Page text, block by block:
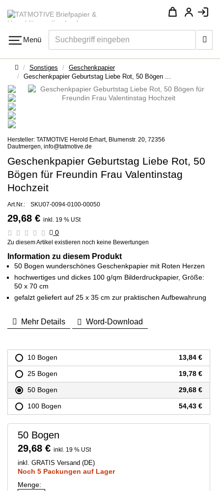
Navigation
Menü
Startseite
Sonstiges
Geschenkpapier
Geschenkpapier Geburtstag Liebe Rot, 50 Bögen ...
Hersteller: TATMOTIVE Herold Erhart, Blumenstr. 20, 72356
Dautmergen, info@tatmotive.de
Geschenkpapier Geburtstag Liebe Rot, 50
Bögen für Freundin Frau Valentinstag
Hochzeit
Art.Nr.: SKU07-0094-0100-00050
29,68 € inkl. 19 % USt
0
Zu diesem Artikel existieren noch keine Bewertungen
Information zu diesem Produkt
50 Bogen wunderschönes Geschenkpapier mit Roten Herzen
hochwertiges und dickes 100 g/qm Bilderdruckpapier, Größe:
50 x 70 cm
gefalzt geliefert auf 25 x 35 cm zur praktischen Aufbewahrung
Mehr Details Word-Download
10 Bogen 13,84 €
25 Bogen 19,78 €
50 Bogen 29,68 €
100 Bogen 54,43 €
50 Bogen
29,68 € inkl. 19 % USt
inkl. GRATIS Versand (DE)
Noch 5 Packungen auf Lager
Menge: